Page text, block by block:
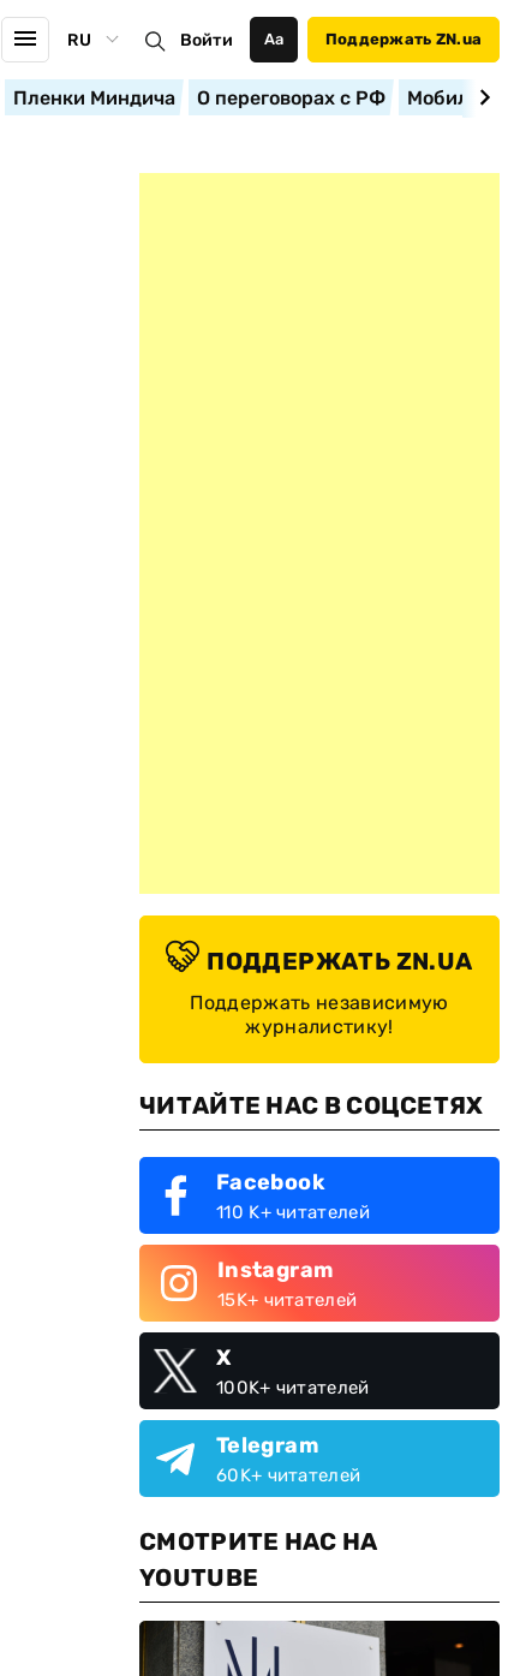
RU Войти Аа Поддержать ZN.ua
Пленки Миндича О переговорах с РФ
ПОДДЕРЖАТЬ ZN.UA
Поддержать независимую
журналистику!
ЧИТАЙТЕ НАС В СОЦСЕТЯХ
Facebook
110 K+ читателей
Instagram
15K+ читателей
X
100K+ читателей
Telegram
60K+ читателей
СМОТРИТЕ НАС НА
YOUTUBE